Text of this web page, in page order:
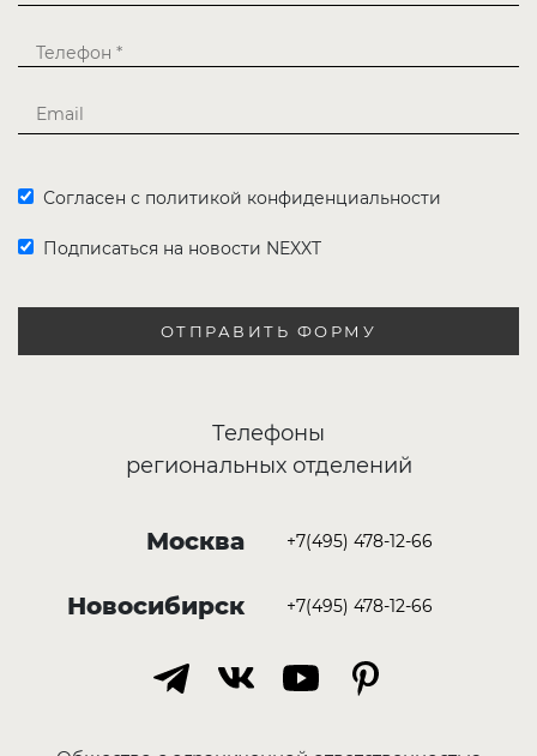
Согласен с политикой конфиденциальности
Подписаться на новости NEXXT
ОТПРАВИТЬ ФОРМУ
Телефоны
региональных отделений
Москва +7(495) 478-12-66
Новосибирск +7(495) 478-12-66